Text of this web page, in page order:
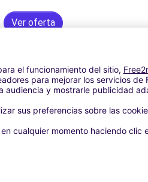
Ver oferta